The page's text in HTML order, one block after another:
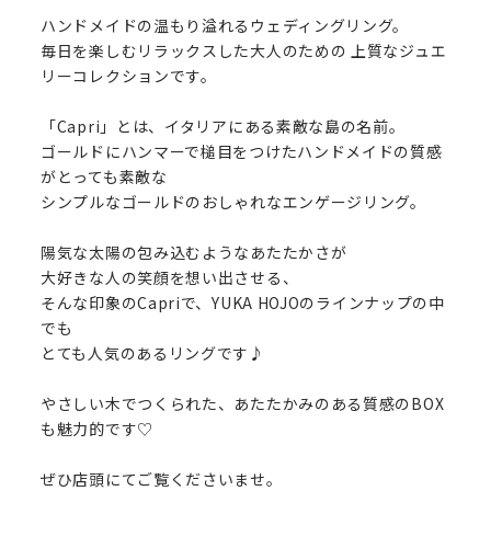
ハンドメイドの温もり溢れるウェディングリング。
毎日を楽しむリラックスした大人のための 上質なジュエ
リーコレクションです。
「Capri」とは、イタリアにある素敵な島の名前。
ゴールドにハンマーで槌目をつけたハンドメイドの質感
がとっても素敵な
シンプルなゴールドのおしゃれなエンゲージリング。
陽気な太陽の包み込むようなあたたかさが
大好きな人の笑顔を想い出させる、
そんな印象のCapriで、YUKA HOJOのラインナップの中
でも
とても人気のあるリングです♪
やさしい木でつくられた、あたたかみのある質感のBOX
も魅力的です♡
ぜひ店頭にてご覧くださいませ。